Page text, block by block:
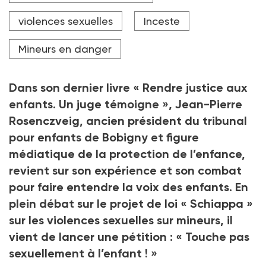
violences sexuelles Inceste
Mineurs en danger
Dans son dernier livre « Rendre justice aux
enfants. Un juge témoigne », Jean-Pierre
Rosenczveig, ancien président du tribunal
pour enfants de Bobigny et figure
médiatique de la protection de l’enfance,
revient sur son expérience et son combat
pour faire entendre la voix des enfants. En
plein débat sur le projet de loi « Schiappa »
sur les violences sexuelles sur mineurs, il
vient de lancer une pétition : « Touche pas
sexuellement à l’enfant ! »